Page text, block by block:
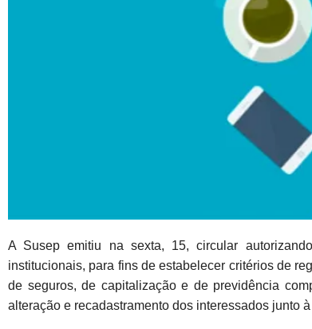
A Susep emitiu na sexta, 15, circular
institucionais, para fins de estabelecer critérios de
de seguros, de capitalização e de previdência
alteração e recadastramento dos interessados junto